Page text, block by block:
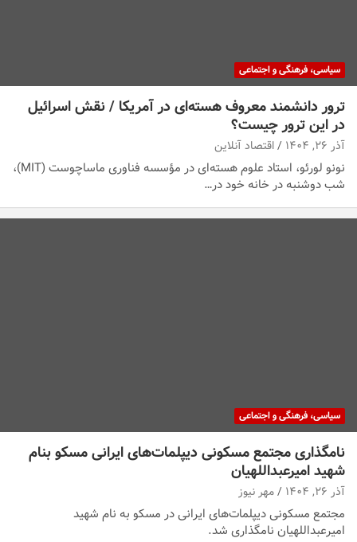
سیاسی، فرهنگی و اجتماعی
ترور دانشمند معروف هسته‌ای در آمریکا / نقش اسرائیل
در این ترور چیست؟
آذر ۲۶, ۱۴۰۴ اقتصاد آنلاین
نونو لورئو، استاد علوم هسته‌ای در مؤسسه فناوری ماساچوست (MIT)،
شب دوشنبه در خانه خود در…
سیاسی، فرهنگی و اجتماعی
نامگذاری مجتمع مسکونی دیپلمات‌های ایرانی مسکو بنام
شهید امیرعبداللهیان
آذر ۲۶, ۱۴۰۴ مهر نیوز
مجتمع مسکونی دیپلمات‌های ایرانی در مسکو به نام شهید
امیرعبداللهیان نامگذاری شد.